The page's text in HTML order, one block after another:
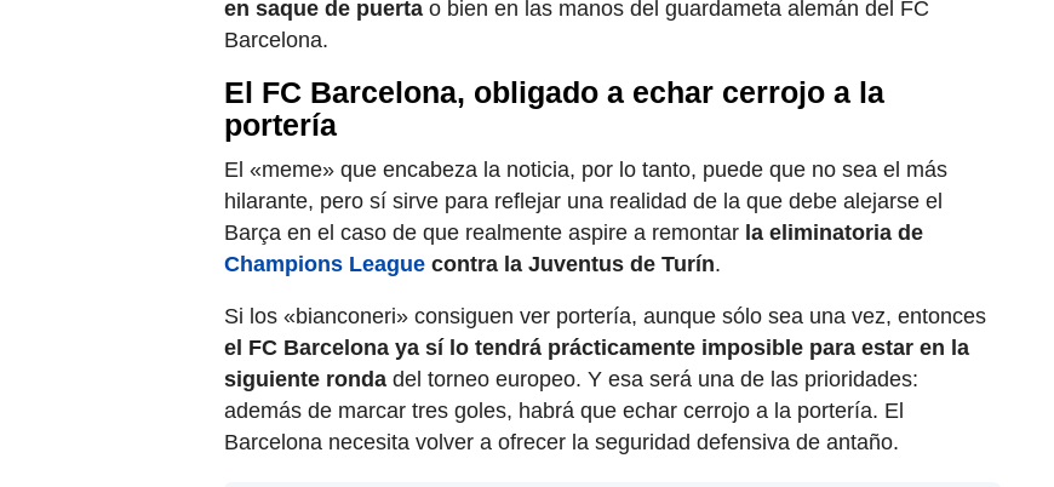
en saque de puerta o bien en las manos del guardameta alemán del FC
Barcelona.
El FC Barcelona, obligado a echar cerrojo a la
portería
El «meme» que encabeza la noticia, por lo tanto, puede que no sea el más
hilarante, pero sí sirve para reflejar una realidad de la que debe alejarse el
Barça en el caso de que realmente aspire a remontar la eliminatoria de
Champions League contra la Juventus de Turín.
Si los «bianconeri» consiguen ver portería, aunque sólo sea una vez, entonces
el FC Barcelona ya sí lo tendrá prácticamente imposible para estar en la
siguiente ronda del torneo europeo. Y esa será una de las prioridades:
además de marcar tres goles, habrá que echar cerrojo a la portería. El
Barcelona necesita volver a ofrecer la seguridad defensiva de antaño.